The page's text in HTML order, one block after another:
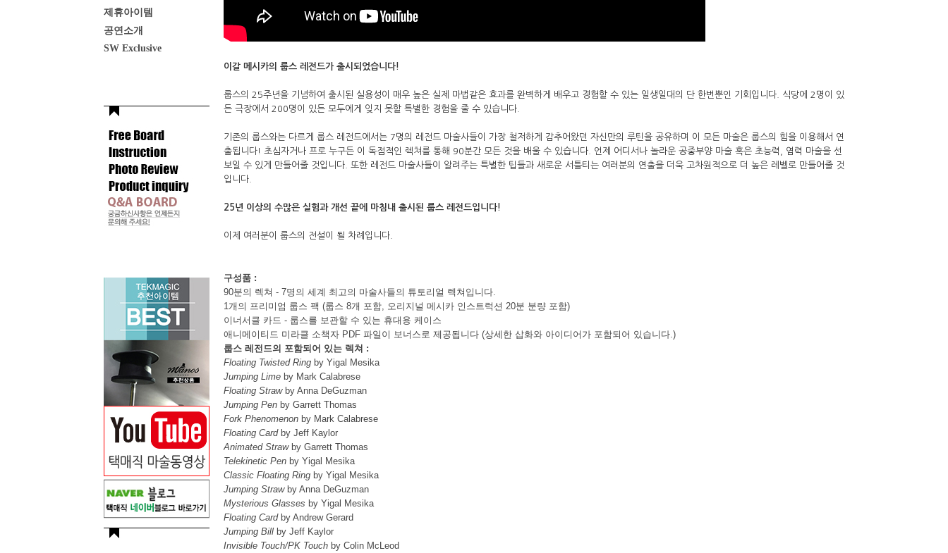
제휴아이템
공연소개
SW Exclusive
이갈 메시카의 룹스 레전드가 출시되었습니다!
룹스의 25주년을 기념하여 출시된 실용성이 매우 높은 실제 마법같은 효과를 완벽하게 배우고 경험할 수 있는 일생일대의 단 한번뿐인 기회입니다. 식당에 2명이 있
든 극장에서 200명이 있든 모두에게 잊지 못할 특별한 경험을 줄 수 있습니다.
기존의 룹스와는 다르게 룹스 레전드에서는 7명의 레전드 마술사들이 가장 철저하게 감추어왔던 자신만의 루틴을 공유하며 이 모든 마술은 룹스의 힘을 이용해서 연
출됩니다! 초심자거나 프로 누구든 이 독점적인 렉쳐를 통해 90분간 모든 것을 배울 수 있습니다. 언제 어디서나 놀라운 공중부양 마술 혹은 초능력, 염력 마술을 선
보일 수 있게 만들어줄 것입니다. 또한 레전드 마술사들이 알려주는 특별한 팁들과 새로운 서틀티는 여러분의 연출을 더욱 고차원적으로 더 높은 레벨로 만들어줄 것
입니다.
25년 이상의 수많은 실험과 개선 끝에 마침내 출시된 룹스 레전드입니다!
이제 여러분이 룹스의 전설이 될 차례입니다.
구성품 :
90분의 렉쳐 - 7명의 세계 최고의 마술사들의 튜토리얼 렉쳐입니다.
1개의 프리미엄 룹스 팩 (룹스 8개 포함, 오리지널 메시카 인스트럭션 20분 분량 포함)
이너서클 카드 - 룹스를 보관할 수 있는 휴대용 케이스
애니메이티드 미라클 소책자 PDF 파일이 보너스로 제공됩니다 (상세한 삽화와 아이디어가 포함되어 있습니다.)
룹스 레전드의 포함되어 있는 렉쳐 :
Floating Twisted Ring by Yigal Mesika
Jumping Lime by Mark Calabrese
Floating Strawby Anna DeGuzman
Jumping Pen by Garrett Thomas
Fork Phenomenon by Mark Calabrese
Floating Cardby Jeff Kaylor
Animated Strawby Garrett Thomas
Telekinetic Pen by Yigal Mesika
Classic Floating Ring by Yigal Mesika
Jumping Strawby Anna DeGuzman
Mysterious Glasses by Yigal Mesika
Floating Cardby Andrew Gerard
Jumping Bill by Jeff Kaylor
Invisible Touch/PK Touch by Colin McLeod